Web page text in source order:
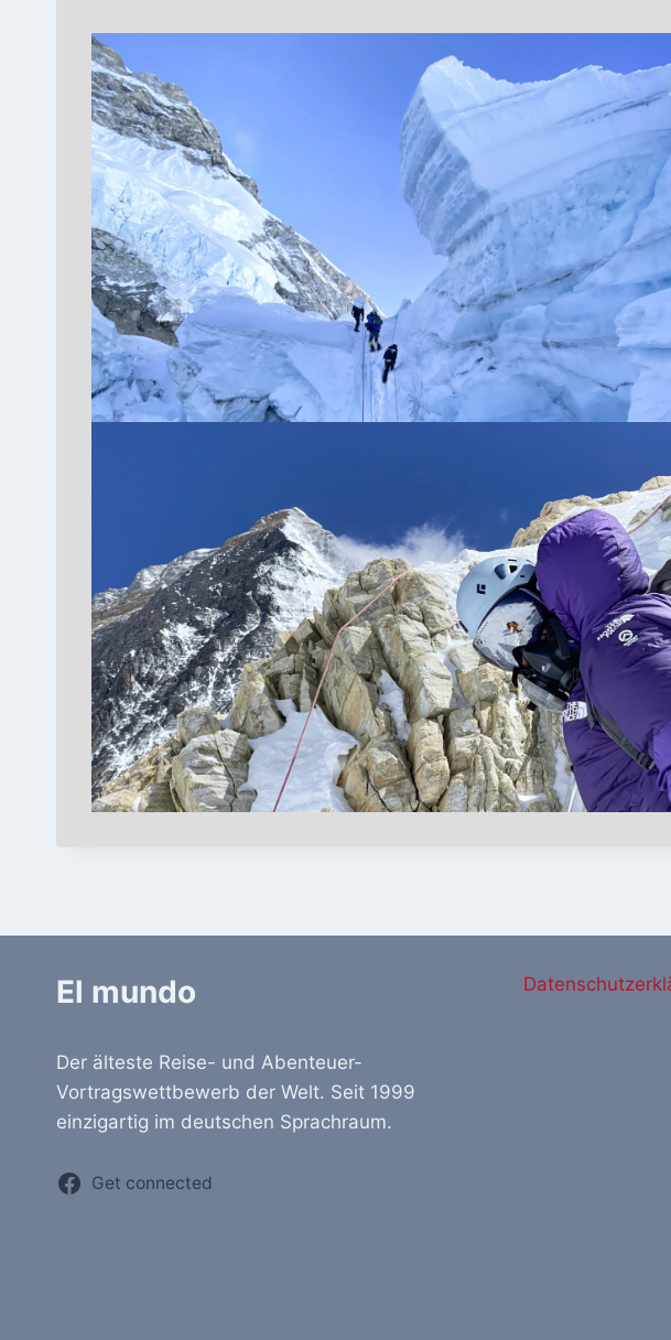
El mundo
Der älteste Reise- und Abenteuer-
Vortragswettbewerb der Welt. Seit 1999
einzigartig im deutschen Sprachraum.
Get connected